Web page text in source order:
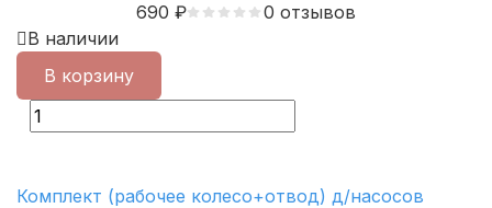
690 ₽
0 отзывов
В наличии
В корзину
Комплект (рабочее колесо+отвод) д/насосов